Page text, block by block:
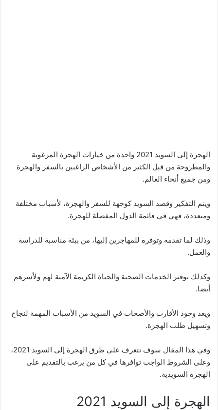
الهجرة إلى السويد 2021 واحدة من خيارات الهجرة المرغوبة
والمطروحة من قبل الكثير من الأشخاص الراغبين بالسفر والهجرة
ومن جميع أنحاء العالم.
ويتم التفكير وقصد السويد كوجهة للسفر والهجرة، لأسباب مختلفة
ومتعددة، فهي في قائمة الدول المفضلة للهجرة.
وذلك لما تقدمه وتوفره للمهاجرين إليها، من بيئة مناسبة للدراسة
والعمل.
وكذلك توفير الخدمات الصحية والحياة الكريمة الآمنة لهم ولأسرهم
أيضا.
ويعد وجود الأقارب والأصحاب في السويد من الأسباب المهمة لنجاح
وتسهيل طلب الهجرة.
وفي هذا المقال سوف نتعرف على طرق الهجرة إلى السويد 2021،
وعلى الشروط الواجب توافرها في كل من يرغب بالتقديم على
الهجرة السويدية.
الهجرة إلى السويد 2021